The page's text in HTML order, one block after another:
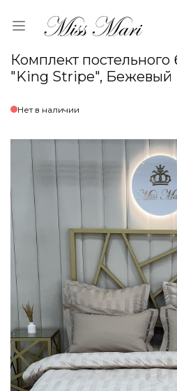
Комплект
"King Stripe", Бежевый
Нет в наличии